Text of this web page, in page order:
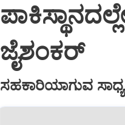
ಜೈಶಂಕರ್
ಸಹಕಾರಿಯಾಗುವ